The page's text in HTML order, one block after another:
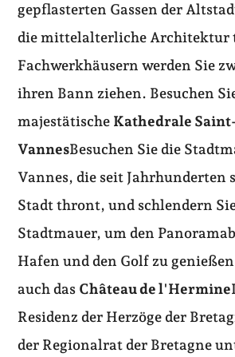
gepflasterten Gassen der
die mittelalterliche Architektur
Fachwerkhäusern werden Sie
ihren Bann ziehen. Besuchen
majestätische Kathedrale
VannesBesuchen Sie die
Vannes, die seit Jahrhunderten
Stadt thront, und schlendern
Stadtmauer, um den
Hafen und den Golf zu
auch das Château de l'Hermine
Residenz der Herzöge der
der Regionalrat der Bretagne